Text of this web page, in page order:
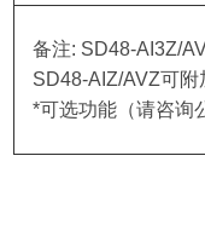
备注: SD48-AI3Z/
SD48-AIZ/AVZ可
*可选功能（请咨询